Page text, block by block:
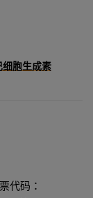
细胞生成素
代码：